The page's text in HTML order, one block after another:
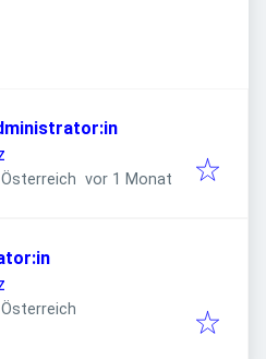
Veröffentlicht
vor 1 Monat